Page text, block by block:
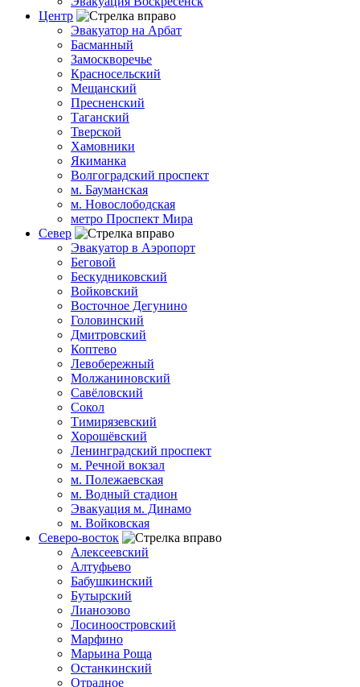
Центр
Эвакуатор на Арбат
Басманный
Замоскворечье
Красносельский
Мещанский
Пресненский
Таганский
Тверской
Хамовники
Якиманка
Волгоградский проспект
м. Бауманская
м. Новослободская
метро Проспект Мира
Север
Эвакуатор в Аэропорт
Беговой
Бескудниковский
Войковский
Восточное Дегунино
Головинский
Дмитровский
Коптево
Левобережный
Молжаниновский
Савёловский
Сокол
Тимирязевский
Хорошёвский
Ленинградский проспект
м. Речной вокзал
м. Полежаевская
м. Водный стадион
Эвакуация м. Динамо
м. Войковская
Северо-восток
Алексеевский
Алтуфьево
Бабушкинский
Бутырский
Лианозово
Лосиноостровский
Марфино
Марьина Роща
Останкинский
Отрадное